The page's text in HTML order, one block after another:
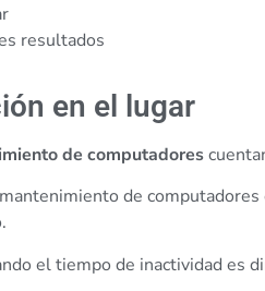
resultados
en el lugar
de computadores
de
el tiempo de inactividad es